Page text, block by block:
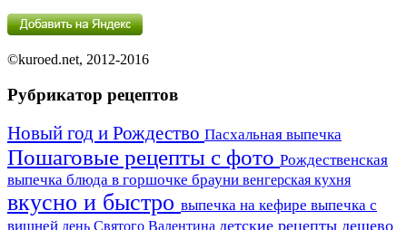
©kuroed.net, 2012-2016
Рубрикатор рецептов
Новый год и Рождество Пасхальная выпечка
Пошаговые рецепты с фото Рождественская
выпечка блюда в горшочке брауни венгерская кухня
вкусно и быстро выпечка на кефире выпечка с
вишней день Святого Валентина детские рецепты дешево